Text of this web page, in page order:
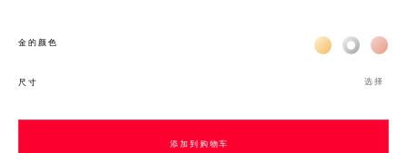
金的颜色 Жёлтое золото
Белое
尺寸 选择
添加到购物车